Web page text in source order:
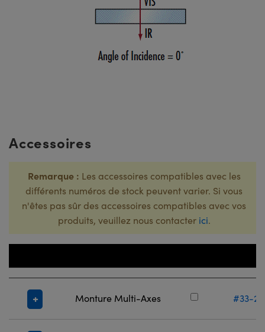
Accessoires
Remarque : Les accessoires compatibles avec les
différents numéros de stock peuvent varier. Si vous
n'êtes pas sûr des accessoires compatibles avec vos
produits, veuillez nous contacter ici.
Monture Multi-Axes #33-